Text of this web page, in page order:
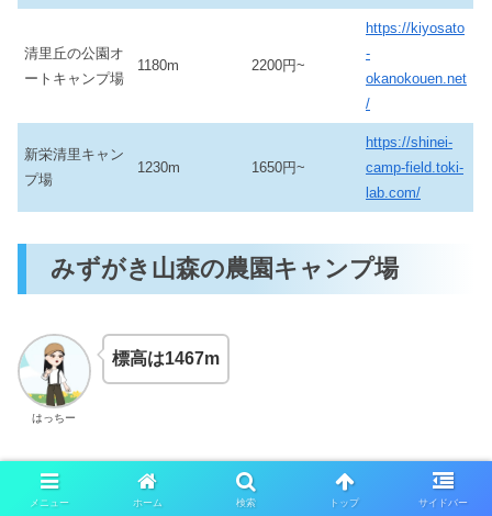
清里丘の公園オ
ートキャンプ場
1180m 2200円~
https://kiyosato
-
okanokouen.net
/
新栄清里キャン
プ場
1230m 1650円~
https://shinei-
camp-field.toki-
lab.com/
みずがき山森の農園キャンプ場
はっちー
標高は1467m
瑞牆山にあるキャンプ場で標高は1400m以上とかなり高
い場所にあるので、とっても涼しく夜は冷えるくらいにな
メニュー ホーム 検索 トップ サイドバー